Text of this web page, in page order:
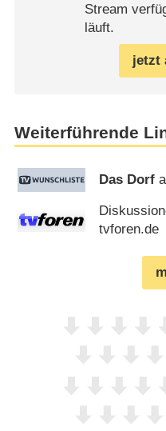
Stream
läuft.
jetzt
Weiterführende
Das Dorf
tvforen.de